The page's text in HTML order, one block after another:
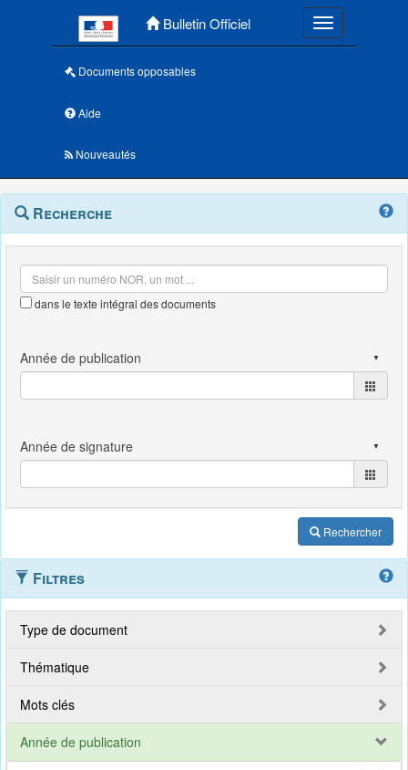
Bulletin Officiel Toggle
Documents opposables
Aide
Nouveautés
Navigation
outils
Menu
contextuel
Recherche
dans le texte intégral des documents
Rechercher
Filtres
Type de document
Thématique
Mots clés
Année de publication